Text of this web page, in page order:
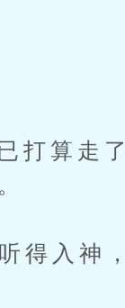
算走了
入神，